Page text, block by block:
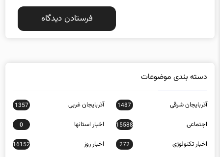
دسته بندی موضوعات
آذربایجان شرقی 1487 آذربایجان غربی 1357
اجتماعی 15588 اخبار استانها 0
اخبار تکنولوژی 272 اخبار روز 16152